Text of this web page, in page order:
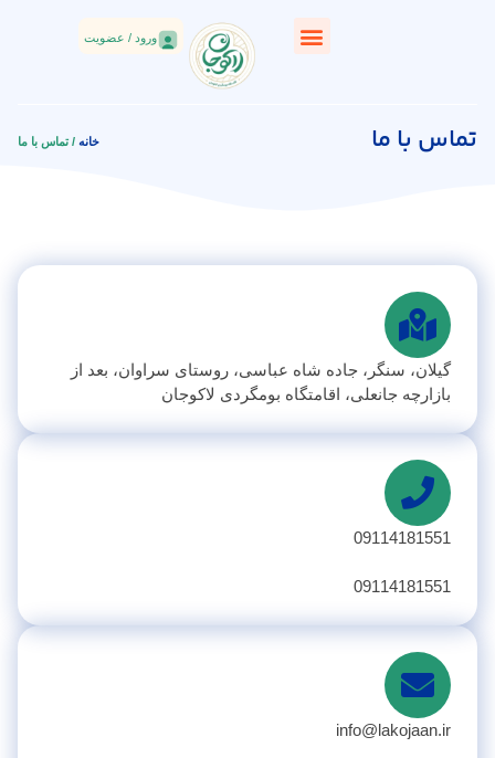
ورود / عضویت
تماس با ما خانه / تماس با ما
گیلان، سنگر، جاده شاه عباسی، روستای سراوان، بعد از
بازارچه جانعلی، اقامتگاه بومگردی لاکوجان
09114181551
09114181551
info@lakojaan.ir